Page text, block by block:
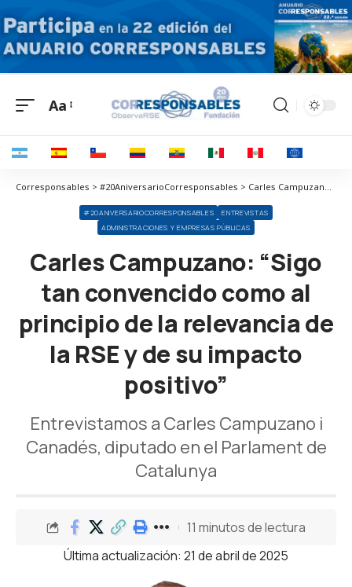
Aa
Corresponsables > #20AniversarioCorresponsables > Carles Campuzano: “Sigo tan convencido como al principio de la relevancia de la RSE y de su impacto positivo”
#20ANIVERSARIOCORRESPONSABLES
ENTREVISTAS
ADMINISTRACIONES Y EMPRESAS PÚBLICAS
Carles Campuzano: “Sigo
tan convencido como al
principio de la relevancia de
la RSE y de su impacto
positivo”
Entrevistamos a Carles Campuzano i
Canadés, diputado en el Parlament de
Catalunya
Última actualización: 21 de abril de 2025
11 minutos de lectura